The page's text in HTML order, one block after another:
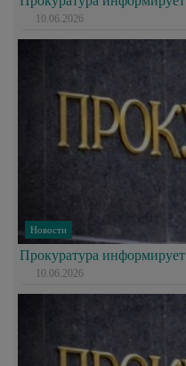
10.06.2026
Новости
Прокуратура информирует
10.06.2026